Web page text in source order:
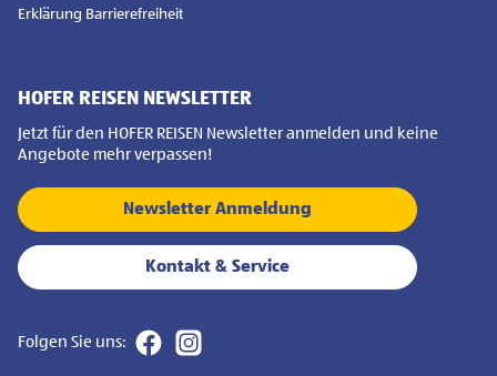
Erklärung Barrierefreiheit
HOFER REISEN NEWSLETTER
Jetzt für den HOFER REISEN Newsletter anmelden und keine
Angebote mehr verpassen!
Newsletter Anmeldung
Kontakt & Service
Folgen Sie uns: